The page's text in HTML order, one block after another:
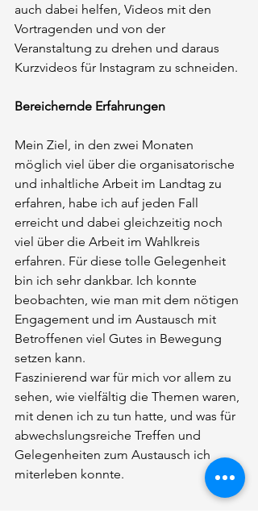
auch dabei helfen, Videos mit den
Vortragenden und von der
Veranstaltung zu drehen und daraus
Kurzvideos für Instagram zu schneiden.
Bereichernde Erfahrungen
Mein Ziel, in den zwei Monaten
möglich viel über die organisatorische
und inhaltliche Arbeit im Landtag zu
erfahren, habe ich auf jeden Fall
erreicht und dabei gleichzeitig noch
viel über die Arbeit im Wahlkreis
erfahren. Für diese tolle Gelegenheit
bin ich sehr dankbar. Ich konnte
beobachten, wie man mit dem nötigen
Engagement und im Austausch mit
Betroffenen viel Gutes in Bewegung
setzen kann.
Faszinierend war für mich vor allem zu
sehen, wie vielfältig die Themen waren,
mit denen ich zu tun hatte, und was für
abwechslungsreiche Treffen und
Gelegenheiten zum Austausch ich
miterleben konnte.